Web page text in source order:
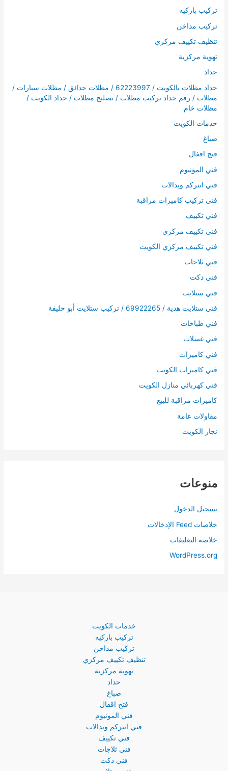
تركيب باركيه
تركيب مداخن
تنظيف تكييف مركزي
تهوية مركزية
حداد
حداد مظلات بالكويت / 62223997 / مظلات حدائق / مظلات سيارات /
مظلات / رقم حداد تركيب مظلات / تصليح مظلات / حداد الكويت /
مظلات خام
خدمات الكويت
صباغ
فتح اقفال
فني المونيوم
فني انتركم وبدالات
فني تركيب كاميرات مراقبة
فني تكييف
فني تكييف مركزي
فني تكييف مركزي الكويت
فني ثلاجات
فني دكت
فني ستلايت
فني ستلايت هدية / 69922265 / تركيب ستلايت أبو حليفة
فني طباخات
فني غسلات
فني كاميرات
فني كاميرات الكويت
فني كهربائي منازل الكويت
كاميرات مراقبة للبيع
مقاولات عامة
نجار الكويت
منوعات
تسجيل الدخول
خلاصات Feed الإدخالات
خلاصة التعليقات
WordPress.org
خدمات الكويت
تركيب باركيه
تركيب مداخن
تنظيف تكييف مركزي
تهوية مركزية
حداد
صباغ
فتح اقفال
فني المونيوم
فني انتركم وبدالات
فني تكييف
فني ثلاجات
فني دكت